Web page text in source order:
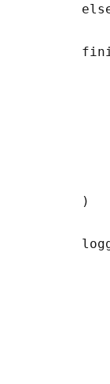
        )